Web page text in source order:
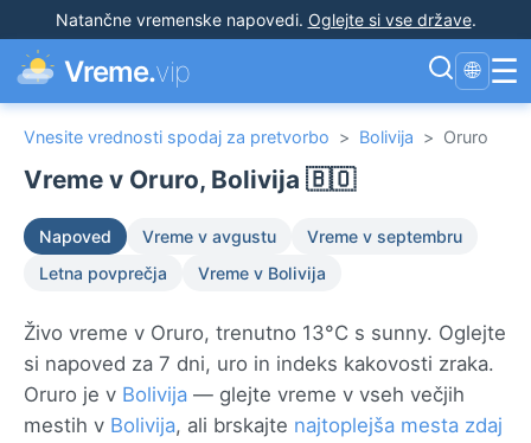
Natančne vremenske napovedi. Oglejte si vse države.
Vreme.vip 🌐 ☰
Vnesite vrednosti spodaj za pretvorbo > Bolivija > Oruro
Vreme v Oruro, Bolivija 🇧🇴
Napoved Vreme v avgustu
Vreme v septembru
Letna povprečja
Vreme v Bolivija
Živo vreme v Oruro, trenutno 13°C s sunny. Oglejte
si napoved za 7 dni, uro in indeks kakovosti zraka.
Oruro je v Bolivija — glejte vreme v vseh večjih
mestih v Bolivija, ali brskajte najtoplejša mesta zdaj